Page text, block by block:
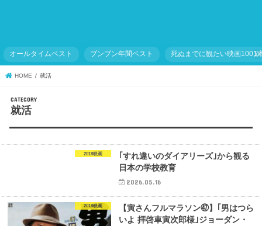
オールタイムベスト ブンブン年間ベスト 死ぬまでに観たい映画1001
HOME 就活
就活
2018映画
｢すれ違いのダイアリーズ｣から観る
日本の学校教育
2026.05.16
2018映画
【寅さんフルマラソン㊼】｢男はつら
いよ 拝啓車寅次郎様｣ジョーダン・